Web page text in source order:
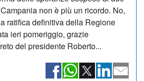
non è più un ricordo. No,
ratifica definitiva della Regione
ieri pomeriggio, grazie
del presidente Roberto...